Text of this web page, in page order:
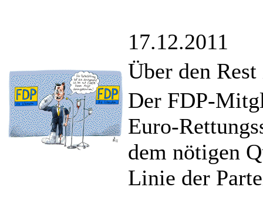
17.12.2011
Über den
Der FDP-
Euro-
dem nötigen
Linie der